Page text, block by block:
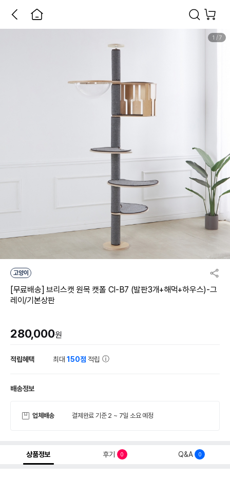
1 / 7
고양이
[무료배송] 브리스캣 원목 캣폴 CI-B7 (발판3개+해먹+하우스)-그
레이/기본상판
280,000원
적립혜택 최대150점 적립
배송정보
업체배송 결제완료 기준 2 ~ 7일 소요 예정
상품정보 후기 0 Q&A 0